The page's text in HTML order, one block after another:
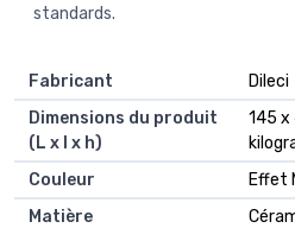
standards.
Fabricant
‎Dileci
Dimensions du produit
(L x l x h)
‎145 x
Couleur
‎Effet
Matière